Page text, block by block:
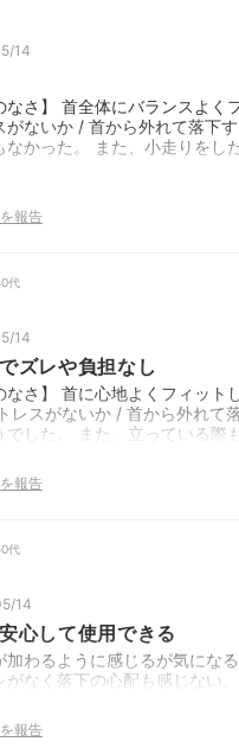
14
なさ】 首全体にバランスよ
がないか / 首から外れて落下
なかった。 また、小走りを
報告
代
14
ズレや負担なし
なさ】 首に心地よくフィッ
レスがないか / 首から外れて
でした。 また、立っている際
報告
代
14
心して使用できる
わるように感じるが気にな
なく落下の心配も感じない。
報告